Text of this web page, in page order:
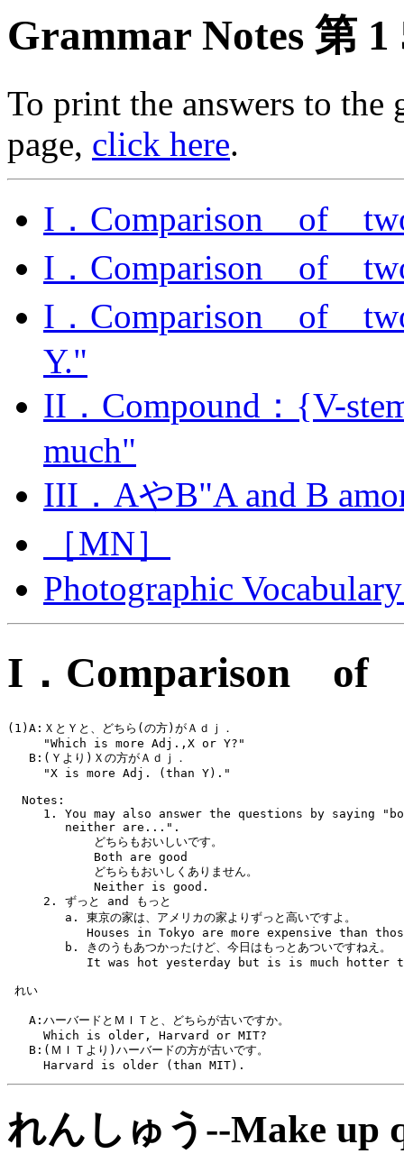
Grammar Notes 第 1
To print the answers to the
page, click here.
I．Comparison of
I．Comparison of
I．Comparison of
Y."
II．Compound：{V-
much"
III．AやB"A and B
［MN］
Photographic
I．Comparison
(1)A:ＸとＹと、どちら(の方)がＡｄｊ．
     "Which is more Adj.,X or Y?"
     "X is more Adj. (than Y)."
  Notes:
1. You may also answer the questions by saying
        neither are...".
            どちらもおいしいです。
            Both are good
            どちらもおいしくありません。
            Neither is good.
     2. ずっと and もっと
	a. 東京の家は、アメリカの家よりずっと高いですよ。
Houses in Tokyo are more expensive than
      	b. きのうもあつかったけど、今日はもっとあついですねえ。
It was hot yesterday but is is much hotter
れい
   A:ハーバードとＭＩＴと、どちらが古いですか。
     Which is older, Harvard or MIT?
   B:(ＭＩＴより)ハーバードの方が古いです。
     Harvard is older (than MIT).
れんしゅう--Make up